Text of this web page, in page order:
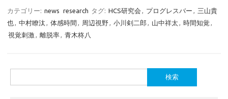
カテゴリー: news research タグ: HCS研究会 , プログレスバー , 三山貴
也, 中村瞭汰 , 体感時間 , 周辺視野, 小川剣二郎 , 山中祥太, 時間知覚 ,
視覚刺激 , 離脱率, 青木柊八
索: